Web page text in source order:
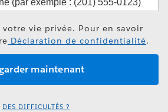
votre vie privée. Pour en savoir
Déclaration de confidentialité.
DES DIFFICULTÉS ?